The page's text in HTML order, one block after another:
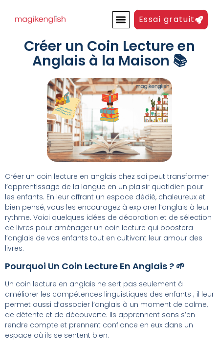
Essai gratuit
Créer un Coin Lecture en
Anglais à la Maison 📚
Créer un coin lecture en anglais chez soi peut transformer
l’apprentissage de la langue en un plaisir quotidien pour
les enfants. En leur offrant un espace dédié, chaleureux et
bien pensé, vous les encouragez à explorer l’anglais à leur
rythme. Voici quelques idées de décoration et de sélection
de livres pour aménager un coin lecture qui boostera
l’anglais de vos enfants tout en cultivant leur amour des
livres.
Pourquoi Un Coin Lecture En Anglais ? 🌱
Un coin lecture en anglais ne sert pas seulement à
améliorer les compétences linguistiques des enfants ; il leur
permet aussi d’associer l’anglais à un moment de calme,
de détente et de découverte. Ils apprennent sans s’en
rendre compte et prennent confiance en eux dans un
espace où ils se sentent bien.